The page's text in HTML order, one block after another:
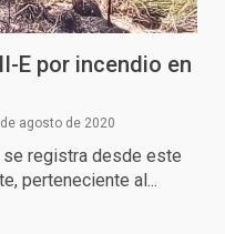
E por incendio en
agosto de 2020
registra desde este
perteneciente al...